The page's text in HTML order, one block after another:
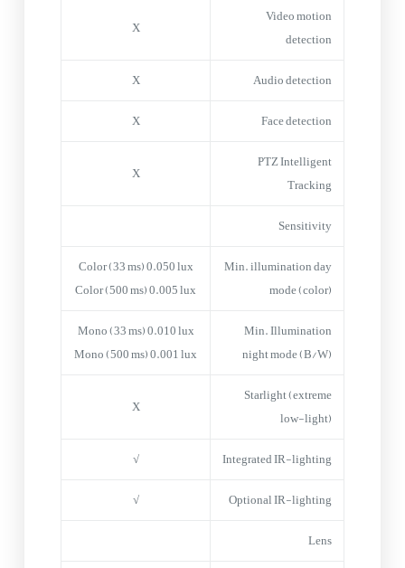
Video motion
detection
X
Audio detection
X
Face detection
X
PTZ Intelligent
Tracking
X
Sensitivity
Min. illumination day
mode (color)
Color (33 ms) 0.050 lux
Color (500 ms) 0.005 lux
Min. Illumination
night mode (B/W)
Mono (33 ms) 0.010 lux
Mono (500 ms) 0.001 lux
Starlight (extreme
low-light)
X
Integrated IR-lighting
√
Optional IR-lighting
√
Lens